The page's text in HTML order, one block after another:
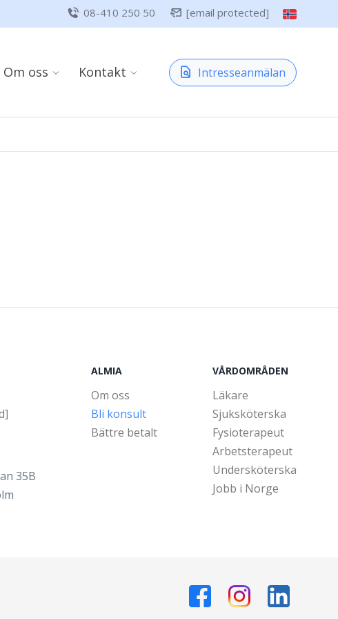
08-410 250 50 [email protected]
Om oss Kontakt Intresseanmälan
35B
ALMIA
Om oss
Bli konsult
Bättre betalt
VÅRDOMRÅDEN
Läkare
Sjuksköterska
Fysioterapeut
Arbetsterapeut
Undersköterska
Jobb i Norge